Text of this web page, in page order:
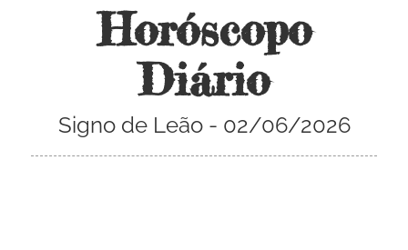
Horóscopo
Diário
Signo de Leão - 02/06/2026